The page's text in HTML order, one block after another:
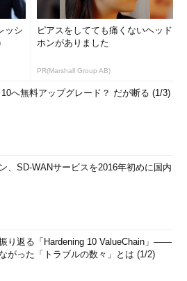
ッシ
ピアスをしてても痛くないヘッド
ホンがありました
PR(Marshall Group AB)
へ無料アップグレード？ だが断る (1/3)
、SD-WANサービスを2016年初めに国内
り返る「Hardening 10 ValueChain」――
がった「トラブルの数々」とは (1/2)